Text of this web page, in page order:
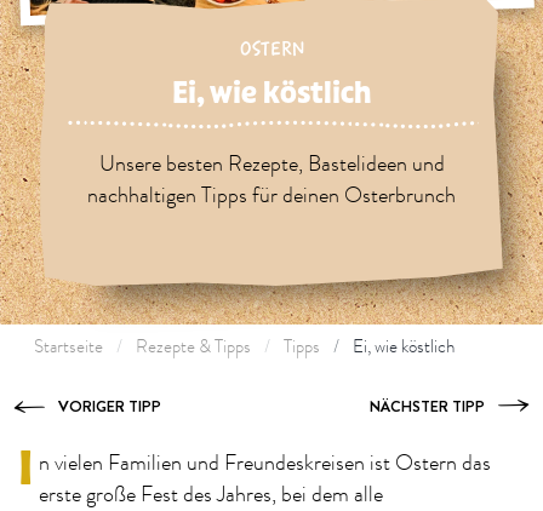
OSTERN
Ei, wie köstlich
Unsere besten Rezepte, Bastelideen und
nachhaltigen Tipps für deinen Osterbrunch
Startseite Rezepte & Tipps Tipps Ei, wie köstlich
VORIGER TIPP NÄCHSTER TIPP
I n vielen Familien und Freundeskreisen ist Ostern das
erste große Fest des Jahres, bei dem alle